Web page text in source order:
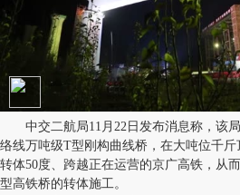
中交二航局11月22日发布消息称，该
络线万吨级T型刚构曲线桥，在大吨位千
转体50度、跨越正在运营的京广高铁，从
型高铁桥的转体施工。